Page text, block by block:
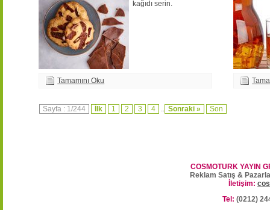
kağıdı serin.
Tamamını Oku
Sayfa : 1/244 İlk 1 2 3 4 .. Sonraki » Son
COSMOTURK YAYIN
Reklam Satış &
İletişim:
Tel: (0212)